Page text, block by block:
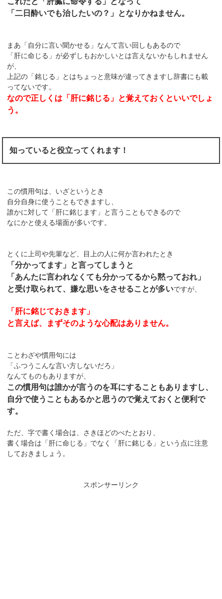
「二日酔いでも治したいの？」となりかねません。
まあ「自分に言い聞かせる」なんて言い回しもあるので
「肝に命じる」が必ずしもおかしいとは言えないかもしれません
が、
上記の「銘じる」とはちょっと意味が違ってきますし辞書にも載
ってないです。
なので正しくは「肝に銘じる」と覚えておくといいでしょ
う。
知っていると役立ってくれます！
この慣用句は、いざというとき
自分自身に使うこともできますし、
誰かに対して「肝に銘じます」と言うこともできるので
なにかと使える場面が多いです。
とくに上司や先輩など、目上の人に何か言われたとき
「分かってます」と言ってしまうと
「あんたに言われなくても分かってるから黙っておれ」
と受け取られて、嫌な思いをさせることが多いですが、
「肝に銘じておきます」
と言えば、まずそのような心配はありません。
ことわざや慣用句には
「ふつうこんな言い方しないだろ」
なんてものもありますが、
この慣用句は誰かが言うのを耳にすることもありますし、
自分で使うこともあるかと思うので覚えておくと便利で
す。
ただ、字で書く場合は、さきほどのべたとおり、
書く場合は「肝に命じる」でなく「肝に銘じる」という点に注意
しておきましょう。
スポンサーリンク